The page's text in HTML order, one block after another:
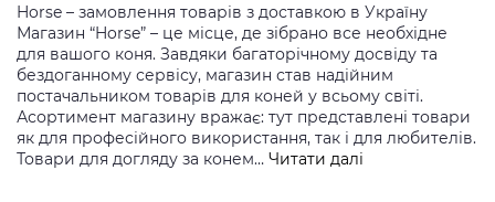
Horse – замовлення товарів з доставкою в Україну
Магазин “Horse” – це місце, де зібрано все необхідне
для вашого коня. Завдяки багаторічному досвіду та
бездоганному сервісу, магазин став надійним
постачальником товарів для коней у всьому світі.
Асортимент магазину вражає: тут представлені товари
як для професійного використання, так і для любителів.
Товари для догляду за конем… Читати далі